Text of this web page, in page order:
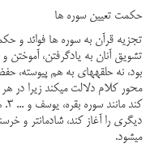
حکمت تعیین سوره ها
تشویق آنان به یادگرفتن، آموختن
محور کلام دلالت می­کند زیرا در
دیگری را آغاز کند، شادمان­تر و
می­شود.